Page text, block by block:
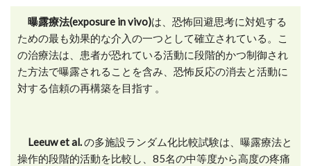
曝露療法(exposure in vivo)は、恐怖回避思考に対処する
ための最も効果的な介入の一つとして確立されている。こ
の治療法は、患者が恐れている活動に段階的かつ制御され
た方法で曝露されることを含み、恐怖反応の消去と活動に
対する信頼の再構築を目指す 。
Leeuw et al.の多施設ランダム化比較試験は、曝露療法と
操作的段階的活動を比較し、85名の中等度から高度の疼痛